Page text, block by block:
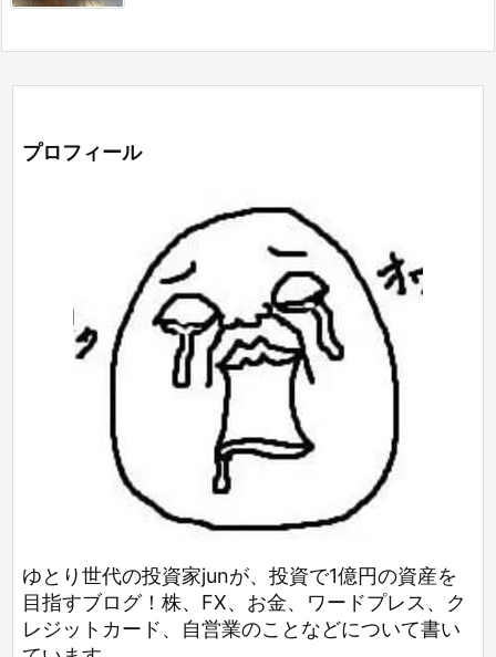
プロフィール
ゆとり世代の投資家junが、投資で1億円の資産を
目指すブログ！株、FX、お金、ワードプレス、ク
レジットカード、自営業のことなどについて書い